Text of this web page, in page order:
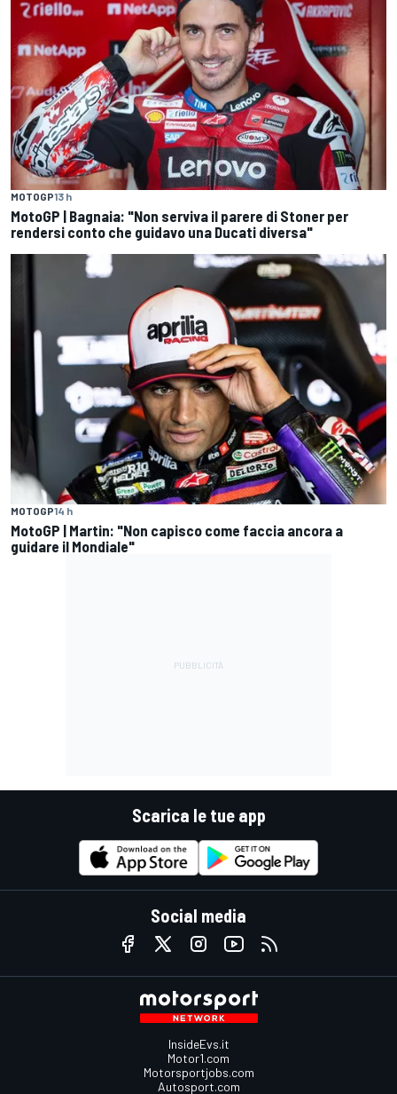
MOTOGP13 h
MotoGP | Bagnaia: "Non serviva il parere di Stoner per
rendersi conto che guidavo una Ducati diversa"
MOTOGP14 h
MotoGP | Martin: "Non capisco come faccia ancora a
guidare il Mondiale"
Scarica le tue app
Social media
InsideEvs.it
Motor1.com
Motorsportjobs.com
Autosport.com